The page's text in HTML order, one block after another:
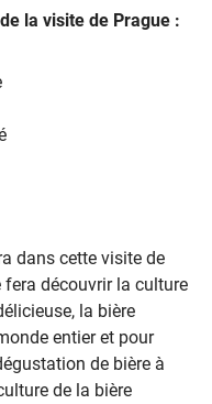
la visite de Prague :
dans cette visite de
découvrir la culture
la bière
entier et pour
de bière à
de la bière